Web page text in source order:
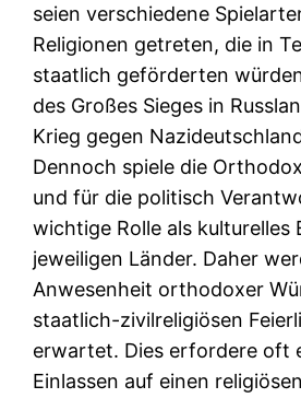
seien verschiedene
Religionen getreten, die in
staatlich geförderten
des Großes Sieges in
Krieg gegen
Dennoch spiele die
und für die politisch
wichtige Rolle als kulturelles
jeweiligen Länder. Daher
Anwesenheit orthodoxer
staatlich-zivilreligiösen
erwartet. Dies erfordere oft
Einlassen auf einen